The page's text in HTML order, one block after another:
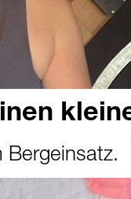
Bergeinsatz.